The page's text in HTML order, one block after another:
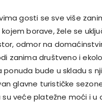
gosti se sve više
borave, žele se
odmor na
zanima društveno i
bude u skladu s
glavne turističke
su veće platežne moći i